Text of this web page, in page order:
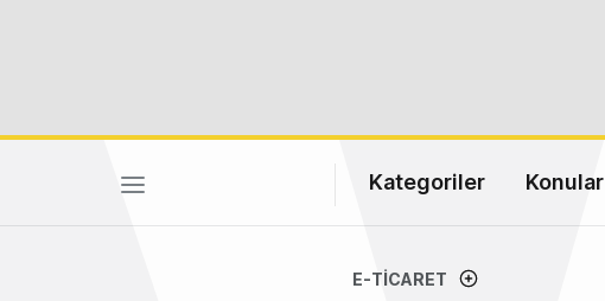
Kategoriler Konular
E-TICARET